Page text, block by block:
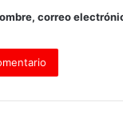
correo